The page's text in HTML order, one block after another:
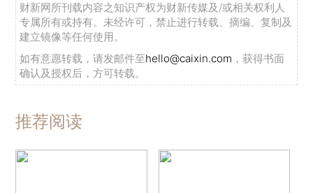
财新网所刊载内容之知识产权为财新传媒及/或相关权利人
专属所有或持有。未经许可，禁止进行转载、摘编、复制及
建立镜像等任何使用。
如有意愿转载，请发邮件至hello@caixin.com ，获得书面
确认及授权后，方可转载。
推荐阅读